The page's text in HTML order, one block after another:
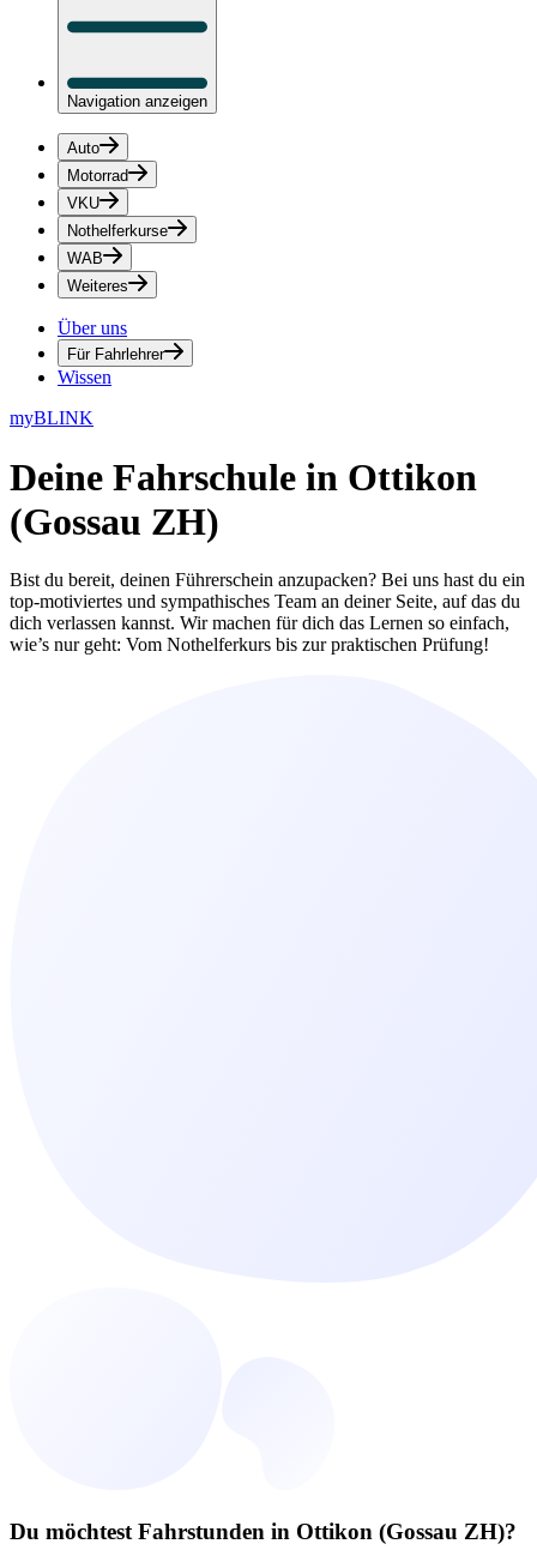
Navigation anzeigen
Auto
Motorrad
VKU
Nothelferkurse
WAB
Weiteres
Über uns
Für Fahrlehrer
Wissen
myBLINK
Deine Fahrschule in Ottikon
(Gossau ZH)
Bist du bereit, deinen Führerschein anzupacken? Bei uns hast du ein
top-motiviertes und sympathisches Team an deiner Seite, auf das du
dich verlassen kannst. Wir machen für dich das Lernen so einfach,
wie’s nur geht: Vom Nothelferkurs bis zur praktischen Prüfung!
Du möchtest Fahrstunden in Ottikon (Gossau ZH)?